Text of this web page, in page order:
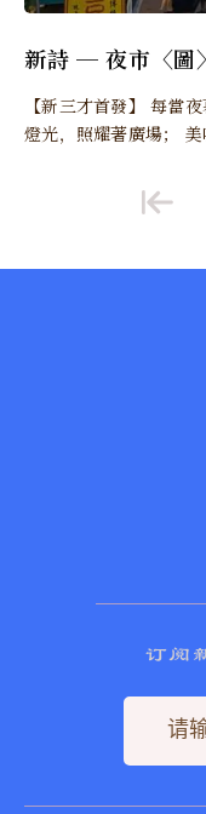
新詩 ─ 夜市〈圖〉
【新三才首發】 每當夜幕低垂，這裡總是特別熱鬧。 大大小小的
燈光，照耀著廣場；
订阅